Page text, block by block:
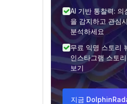
AI 기반 통찰력: 의
을 감지하고 관심
분석하세요
무료 익명 스토리
인스타그램 스토
보기
지금